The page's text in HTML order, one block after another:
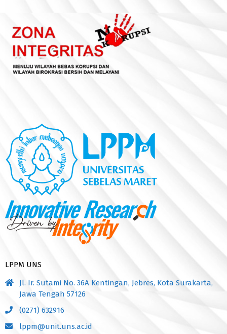
LPPM UNS
Jl. Ir. Sutami No. 36A Kentingan, Jebres, Kota Surakarta,
Jawa Tengah 57126
(0271) 632916
lppm@unit.uns.ac.id